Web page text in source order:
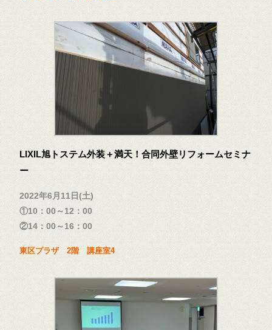
LIXIL旭トステム外装＋満天！合同外壁リフォームセミナ
ー
2022年6月11日(土)
①10：00～12：00
②14：00～16：00
東区プラザ 2階 講座室4